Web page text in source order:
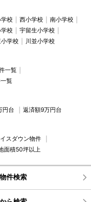
校 西小学校
南小学校
校
宇留生小学校
学校 川並小学校
一覧
覧
円台 返済額9万円台
スダウン物件
面積50坪以上
件検索